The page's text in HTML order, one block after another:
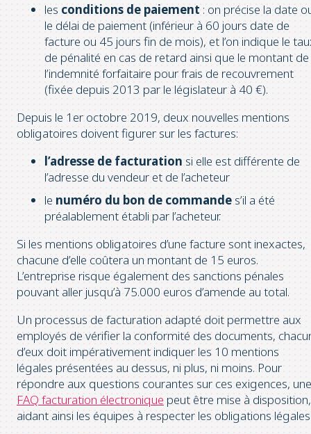
les conditions de paiement : on précise la date
le délai de paiement (inférieur à 60 jours date de
facture ou 45 jours fin de mois), et l’on indique le
de pénalité en cas de retard ainsi que le montant de
l’indemnité forfaitaire pour frais de recouvrement
(fixée depuis 2013 par le législateur à 40 €).
Depuis le 1er octobre 2019, deux nouvelles mentions
obligatoires doivent figurer sur les factures:
l’adresse de facturation si elle est différente de
l’adresse du vendeur et de l’acheteur
le numéro du bon de commande s’il a été
préalablement établi par l’acheteur.
Si les mentions obligatoires d’une facture sont inexactes,
chacune d’elle coûtera un montant de 15 euros.
L’entreprise risque également des sanctions pénales
pouvant aller jusqu’à 75.000 euros d’amende au total.
Un processus de facturation adapté doit permettre aux
employés de vérifier la conformité des documents,
d’eux doit impérativement indiquer les 10 mentions
légales présentées au dessus, ni plus, ni moins. Pour
répondre aux questions courantes sur ces exigences, une
FAQ facturation électronique peut être mise à disposition,
aidant ainsi les équipes à respecter les obligations